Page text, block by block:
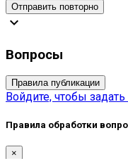
Отправить повторно
expand_more
Вопросы
Правила публикации
Войдите, чтобы
Правила обработки
×